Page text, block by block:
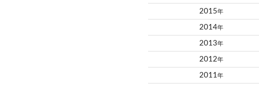
2015年
2014年
2013年
2012年
2011 年